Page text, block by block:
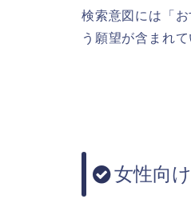
検索意図には「
う願望が含まれて
女性向